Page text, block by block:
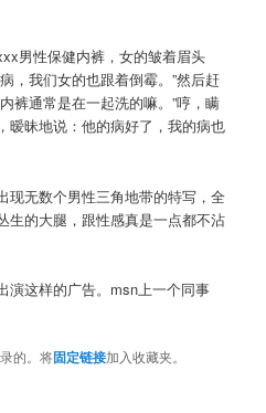
男性保健内裤，女的皱着眉头
，我们女的也跟着倒霉。”然后赶
裤通常是在一起洗的嘛。”哼，瞒
暧昧地说：他的病好了，我的病也
现无数个男性三角地带的特写，全
生的大腿，跟性感真是一点都不沾
演这样的广告。msn上一个同事
的。将固定链接加入收藏夹。